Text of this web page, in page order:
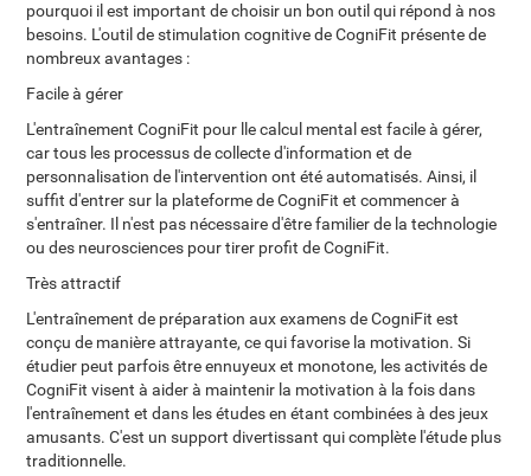
pourquoi il est important de choisir un bon outil qui répond à nos
besoins. L'outil de stimulation cognitive de CogniFit présente de
nombreux avantages :
Facile à gérer
L'entraînement CogniFit pour lle calcul mental est facile à gérer,
car tous les processus de collecte d'information et de
personnalisation de l'intervention ont été automatisés. Ainsi, il
suffit d'entrer sur la plateforme de CogniFit et commencer à
s'entraîner. Il n'est pas nécessaire d'être familier de la technologie
ou des neurosciences pour tirer profit de CogniFit.
Très attractif
L'entraînement de préparation aux examens de CogniFit est
conçu de manière attrayante, ce qui favorise la motivation. Si
étudier peut parfois être ennuyeux et monotone, les activités de
CogniFit visent à aider à maintenir la motivation à la fois dans
l'entraînement et dans les études en étant combinées à des jeux
amusants. C'est un support divertissant qui complète l'étude plus
traditionnelle.